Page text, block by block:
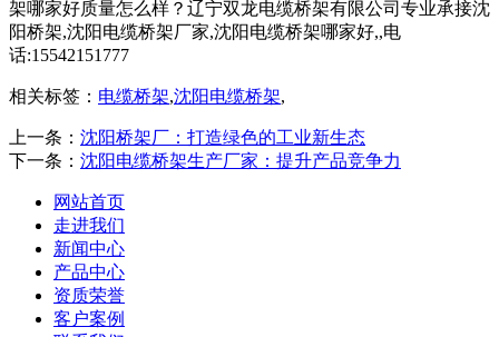
架哪家好质量怎么样？辽宁双龙电缆桥架有限公司专业承接沈
阳桥架,沈阳电缆桥架厂家,沈阳电缆桥架哪家好,,电
话:15542151777
相关标签： 电缆桥架,沈阳电缆桥架,
上一条： 沈阳桥架厂：打造绿色的工业新生态
下一条： 沈阳电缆桥架生产厂家：提升产品竞争力
网站首页
走进我们
新闻中心
产品中心
资质荣誉
客户案例